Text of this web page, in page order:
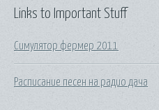
Links to Important Stuff
Симулятор фермер 2011
Расписание песен на радио дача